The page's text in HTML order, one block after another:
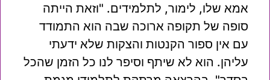
אמא שלו, לימור, לתלמידים. "וזאת הייתה
סופה של תקופה ארוכה שבה הוא התמודד
עם אין ספור הקנטות והצקות שלא ידעתי
עליהן. הוא לא שיתף וסיפר לנו כל הזמן שהכל